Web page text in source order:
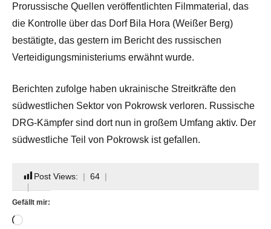
Prorussische Quellen veröffentlichten Filmmaterial, das
die Kontrolle über das Dorf Bila Hora (Weißer Berg)
bestätigte, das gestern im Bericht des russischen
Verteidigungsministeriums erwähnt wurde.
Berichten zufolge haben ukrainische Streitkräfte den
südwestlichen Sektor von Pokrowsk verloren. Russische
DRG-Kämpfer sind dort nun in großem Umfang aktiv. Der
südwestliche Teil von Pokrowsk ist gefallen.
Post Views: 64
Gefällt mir:
Wird